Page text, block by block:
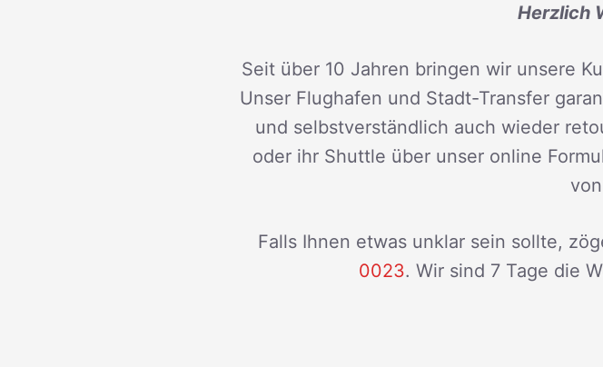
Herzlich
Seit über 10 Jahren bringen wir unsere
Unser Flughafen und Stadt-Transfer
und selbstverständlich auch wieder
oder ihr Shuttle über unser online
Falls Ihnen etwas unklar sein sollte,
0023. Wir sind 7 Tage die